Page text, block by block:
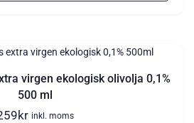
virgen ekologisk olivolja 0,1%
500 ml
kr inkl. moms